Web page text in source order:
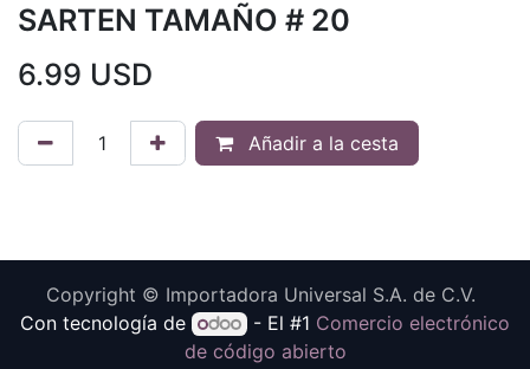
SARTEN TAMAÑO # 20
6.99 USD
Añadir a la cesta
Copyright © Importadora Universal S.A. de C.V.
Con tecnología de
- El #1 Comercio electrónico
de código abierto